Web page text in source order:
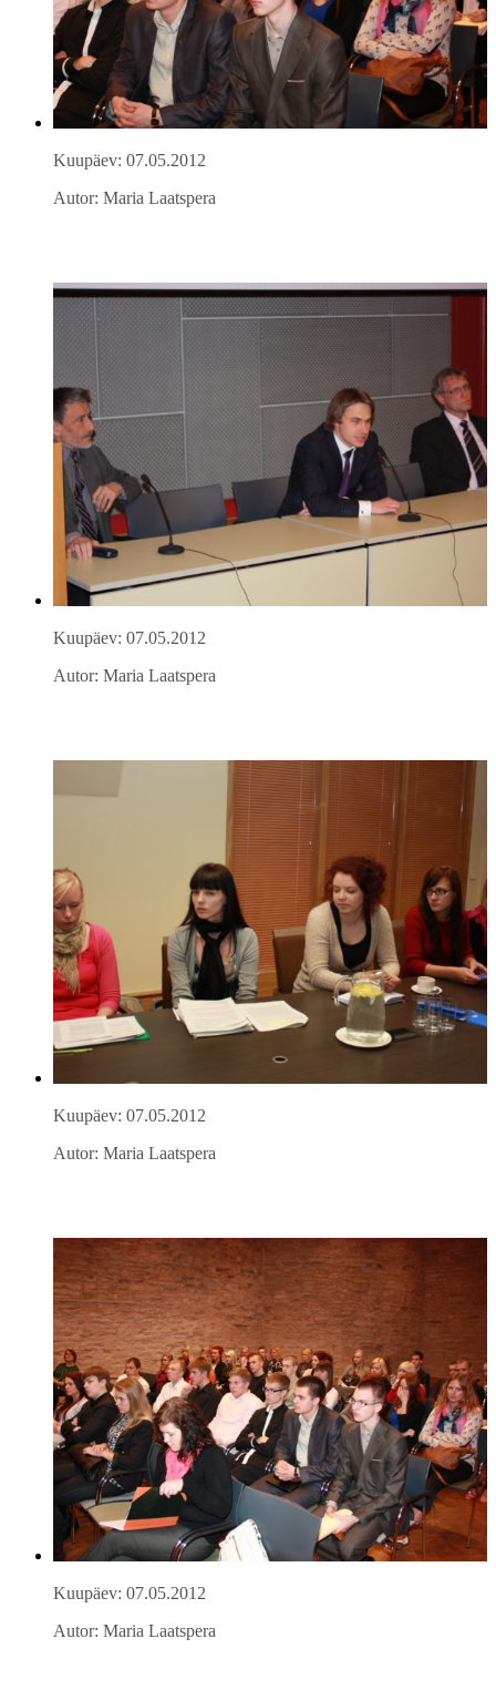
Kuupäev: 07.05.2012
Autor: Maria Laatspera
Kuupäev: 07.05.2012
Autor: Maria Laatspera
Kuupäev: 07.05.2012
Autor: Maria Laatspera
Kuupäev: 07.05.2012
Autor: Maria Laatspera